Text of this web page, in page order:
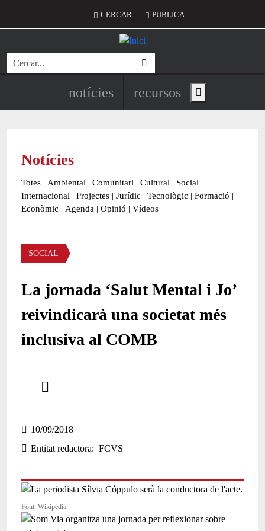
Menú del compte d'usuari
CERCAR PUBLICA
Cerca
Navegació principal de
notícies recursos Show main menu
Notícies
Totes | Ambiental | Comunitari | Cultural | Social |
Internacional | Projectes | Jurídic | Tecnològic | Formació |
Econòmic | Agenda | Opinió | Vídeos
Àmbit de la notícia
SOCIAL
La jornada ‘Salut Mental i Jo’
reivindicarà una societat més
inclusiva al COMB
10/09/2018
Entitat redactora
FCVS
Font: Wikipedia